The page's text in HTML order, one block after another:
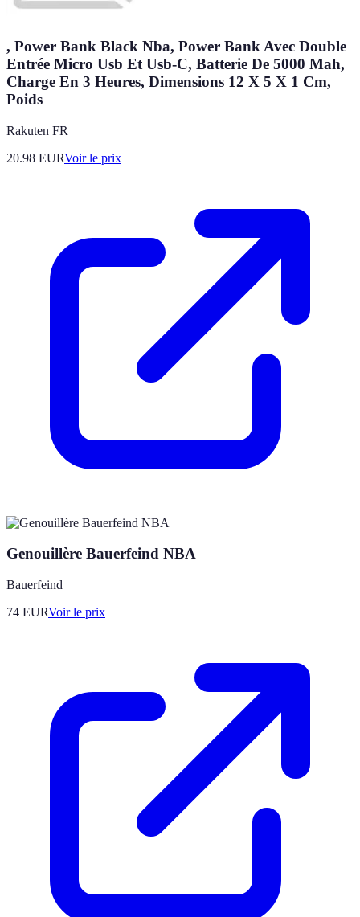
, Power Bank Black Nba, Power Bank Avec Double
Entrée Micro Usb Et Usb-C, Batterie De 5000 Mah,
Charge En 3 Heures, Dimensions 12 X 5 X 1 Cm,
Poids
Rakuten FR
20.98 EURVoir le prix
Genouillère Bauerfeind NBA
Bauerfeind
74 EURVoir le prix